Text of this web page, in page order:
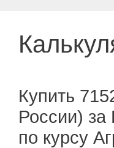
Купить
России)
по курсу